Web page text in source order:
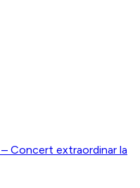
Concert extraordinar la